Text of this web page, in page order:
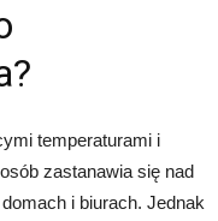
temperaturami i
zastanawia się nad
i biurach. Jednak